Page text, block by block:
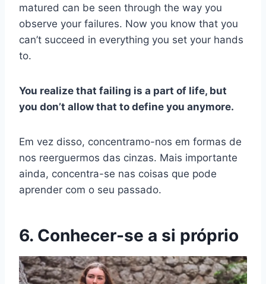
matured can be seen through the way you
observe your failures. Now you know that you
can’t succeed in everything you set your hands
to.
You realize that failing is a part of life, but
you don’t allow that to define you anymore.
Em vez disso, concentramo-nos em formas de
nos reerguermos das cinzas. Mais importante
ainda, concentra-se nas coisas que pode
aprender com o seu passado.
6. Conhecer-se a si próprio